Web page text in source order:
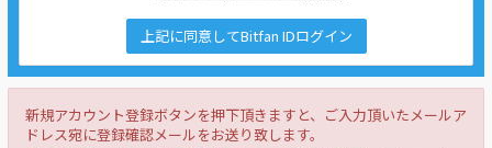
上記に同意してBitfan IDログイン
新規アカウント登録ボタンを押下頂きますと、ご入力頂いたメールア
ドレス宛に登録確認メールをお送り致します。